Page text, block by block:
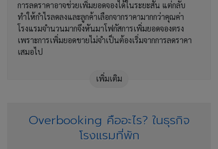
การลดราคาอาจช่วยเพิ่มยอดจองได้ในระยะสั้น แต่กลับ
ทำให้กำไรลดลงและลูกค้าเลือกจากราคามากกว่าคุณค่า
โรงแรมจำนวนมากจึงหันมาโฟกัสการเพิ่มยอดจองตรง
เพราะการเพิ่มยอดขายไม่จำเป็นต้องเริ่มจากการลดราคา
เสมอไป
เพิ่มเติม
Overbooking คืออะไร? ในธุรกิจ
โรงแรมที่พัก